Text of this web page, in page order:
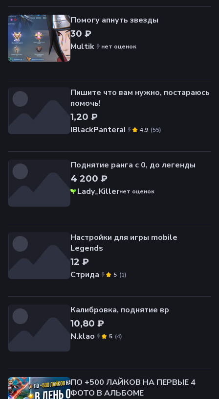
Помогу апнуть звезды
30 ₽
Multik
нет оценок
Пишите что вам нужно, постараюсь
помочь!
1,20 ₽
IBlackPanteraI
(55)
4.9
Поднятие ранга с 0, до легенды
4 200 ₽
Lady_Killerнет оценок
Настройки для игры mobile
Legends
12 ₽
Стрида
(1)
5
Калибровка, поднятие вр
10,80 ₽
N.klao
(4)
5
ПО +500 ЛАЙКОВ НА ПЕРВЫЕ 4
ФОТО В АЛЬБОМЕ